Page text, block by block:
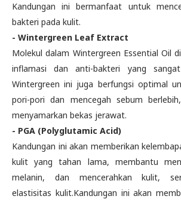
Kandungan ini bermanfaat untuk
bakteri pada kulit.
- Wintergreen Leaf Extract
Molekul dalam Wintergreen Essential Oil
inflamasi dan anti-bakteri yang
Wintergreen ini juga berfungsi optimal
pori-pori dan mencegah sebum
menyamarkan bekas jerawat.
- PGA (Polyglutamic Acid)
Kandungan ini akan memberikan
kulit yang tahan lama, membantu
melanin, dan mencerahkan kulit,
elastisitas kulit.Kandungan ini akan